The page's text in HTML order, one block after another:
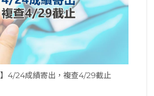
】4/24成績寄出，複查4/29截止